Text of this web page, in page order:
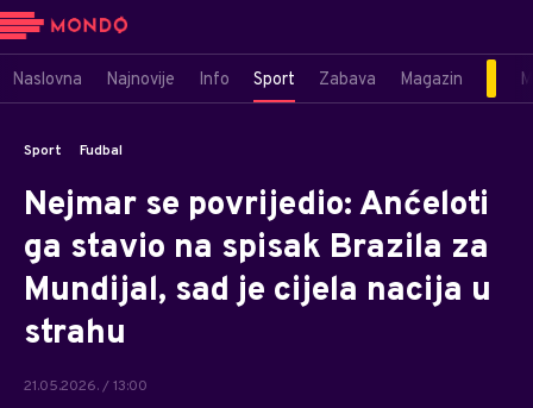
Naslovna Najnovije Info Sport Zabava Magazin
Sport Fudbal
Nejmar se povrijedio: Anćeloti
ga stavio na spisak Brazila za
Mundijal, sad je cijela nacija u
strahu
21.05.2026. / 13:00